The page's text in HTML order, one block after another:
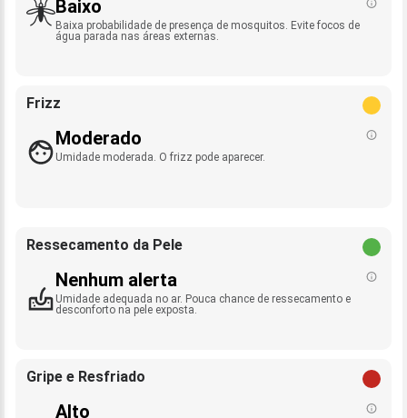
Baixo
Baixa probabilidade de presença de mosquitos. Evite focos de
água parada nas áreas externas.
Frizz
Moderado
Umidade moderada. O frizz pode aparecer.
Ressecamento da Pele
Nenhum alerta
Umidade adequada no ar. Pouca chance de ressecamento e
desconforto na pele exposta.
Gripe e Resfriado
Alto